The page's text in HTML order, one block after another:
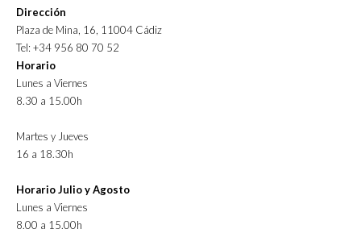
Dirección
Plaza de Mina, 16, 11004 Cádiz
Tel: +34 956 80 70 52
Horario
Lunes a Viernes
8.30 a 15.00h
Martes y Jueves
16 a 18.30h
Horario Julio y Agosto
Lunes a Viernes
8.00 a 15.00h